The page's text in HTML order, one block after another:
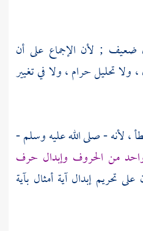
ضعيف ; لأن الإجماع على أن
ولا تحليل حرام ، ولا في تغيير
، لأنه - صلى الله عليه وسلم -
واحد من الحروف وإبدال حرف
تحريم إبدال آية أمثال بآية